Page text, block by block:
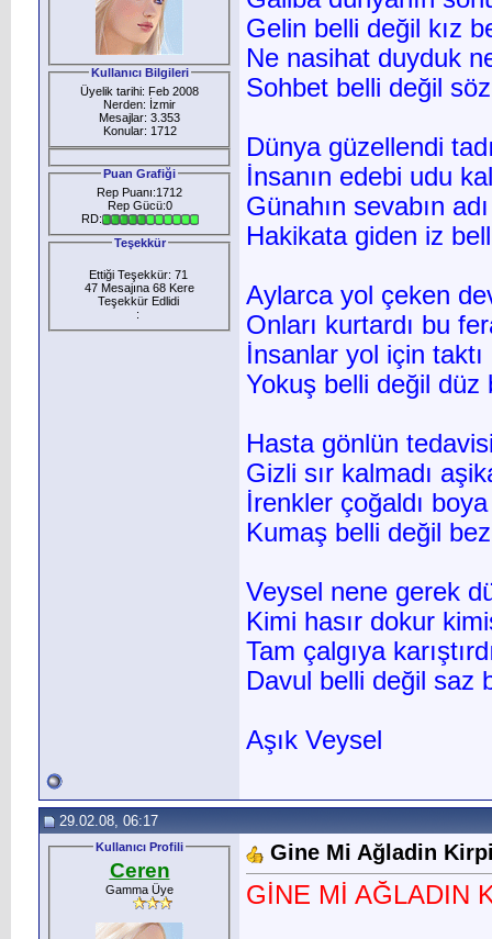
Kullanıcı Bilgileri
Üyelik tarihi: Feb 2008
Nerden: İzmir
Mesajlar: 3.353
Konular: 1712
Puan Grafiği
Rep Puanı:1712
Rep Gücü:0
RD:
Teşekkür
Ettiği Teşekkür: 71
47 Mesajına 68 Kere
Teşekkür Edlidi
:
Gelin belli değil kız
Ne nasihat duyduk
Sohbet belli değil
Dünya güzellendi
İnsanın edebi udu
Günahın sevabın
Hakikata giden iz
Aylarca yol çeken
Onları kurtardı bu
İnsanlar yol için
Yokuş belli değil düz
Hasta gönlün
Gizli sır kalmadı
İrenkler çoğaldı
Kumaş belli değil
Veysel nene gerek
Kimi hasır dokur
Tam çalgıya
Davul belli değil saz
Aşık Veysel
29.02.08, 06:17
Kullanıcı Profili
Ceren
Gamma Üye
Gine Mi Ağladin
GİNE Mİ AĞLADIN